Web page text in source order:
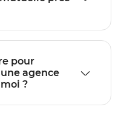
pour
agence
?